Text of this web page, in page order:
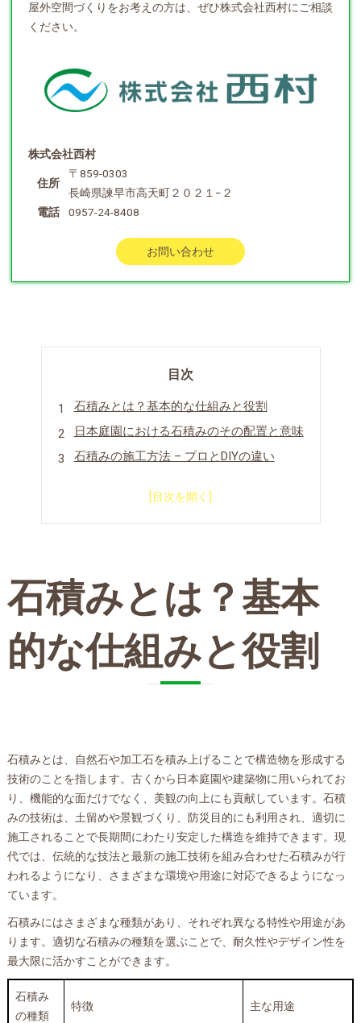
屋外空間づくりをお考えの方は、ぜひ株式会社西村にご相談
ください。
株式会社西村
住所
〒859-0303
長崎県諫早市高天町２０２１−２
電話
0957-24-8408
お問い合わせ
目次
石積みとは？基本的な仕組みと役割
日本庭園における石積みのその配置と意味
石積みの施工方法 – プロとDIYの違い
石積みとは？基本
的な仕組みと役割
石積みとは、自然石や加工石を積み上げることで構造物を形成する
技術のことを指します。古くから日本庭園や建築物に用いられてお
り、機能的な面だけでなく、美観の向上にも貢献しています。石積
みの技術は、土留めや景観づくり、防災目的にも利用され、適切に
施工されることで長期間にわたり安定した構造を維持できます。現
代では、伝統的な技法と最新の施工技術を組み合わせた石積みが行
われるようになり、さまざまな環境や用途に対応できるようになっ
ています。
石積みにはさまざまな種類があり、それぞれ異なる特性や用途があ
ります。適切な石積みの種類を選ぶことで、耐久性やデザイン性を
最大限に活かすことができます。
石積み
の種類
特徴 主な用途